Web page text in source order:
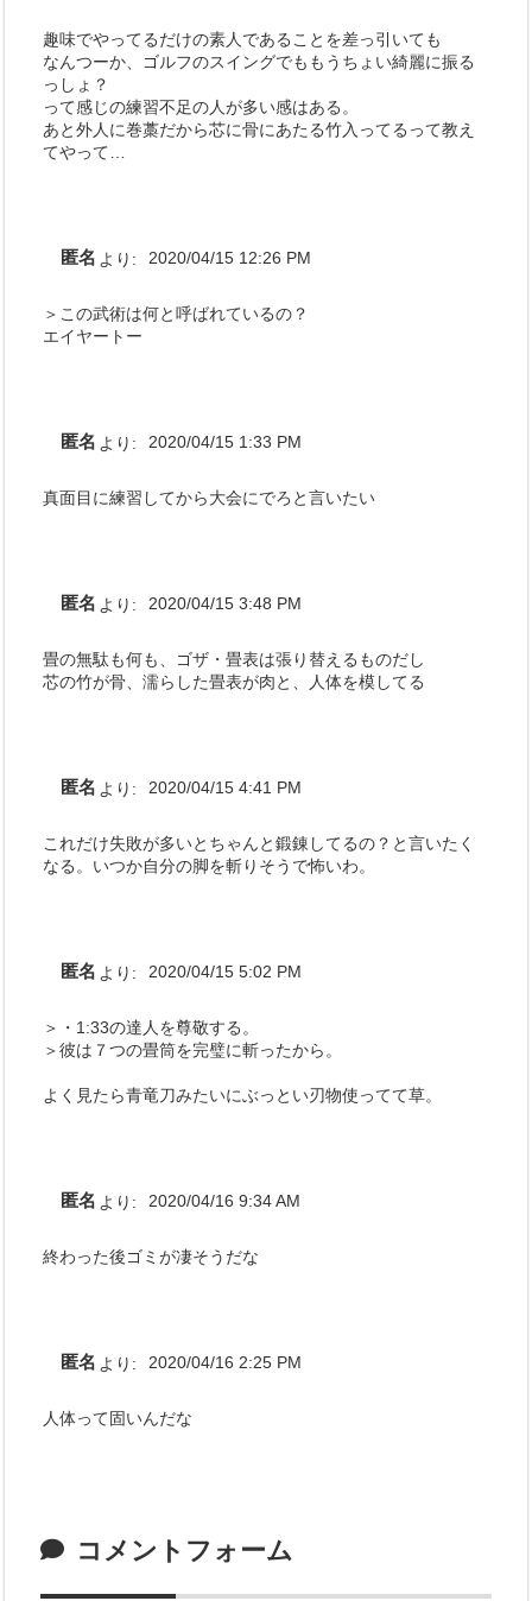
趣味でやってるだけの素人であることを差っ引いても
なんつーか、ゴルフのスイングでももうちょい綺麗に振る
っしょ？
って感じの練習不足の人が多い感はある。
あと外人に巻藁だから芯に骨にあたる竹入ってるって教え
てやって…
匿名 より: 2020/04/15 12:26 PM
＞この武術は何と呼ばれているの？
エイヤートー
匿名 より: 2020/04/15 1:33 PM
真面目に練習してから大会にでろと言いたい
匿名 より: 2020/04/15 3:48 PM
畳の無駄も何も、ゴザ・畳表は張り替えるものだし
芯の竹が骨、濡らした畳表が肉と、人体を模してる
匿名 より: 2020/04/15 4:41 PM
これだけ失敗が多いとちゃんと鍛錬してるの？と言いたく
なる。いつか自分の脚を斬りそうで怖いわ。
匿名 より: 2020/04/15 5:02 PM
＞・1:33の達人を尊敬する。
＞彼は７つの畳筒を完璧に斬ったから。
よく見たら青竜刀みたいにぶっとい刃物使ってて草。
匿名 より: 2020/04/16 9:34 AM
終わった後ゴミが凄そうだな
匿名 より: 2020/04/16 2:25 PM
人体って固いんだな
コメントフォーム